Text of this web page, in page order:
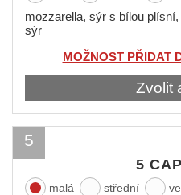
mozzarella, sýr s bílou
sýr
MOŽNOST PŘIDAT
Zvolit
5
malá střední
5